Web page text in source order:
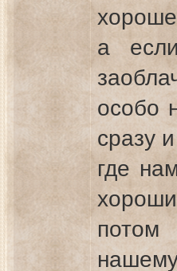
а
особо
сразу
где
потом